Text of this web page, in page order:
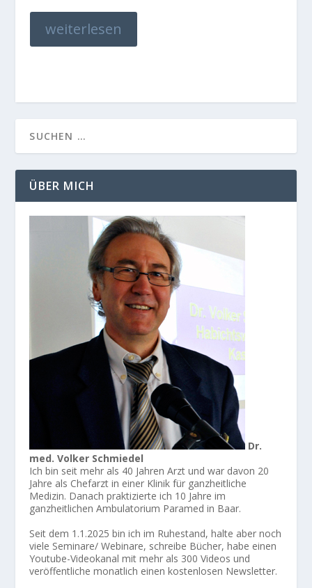
weiterlesen
ÜBER MICH
Dr.
med. Volker Schmiedel
Ich bin seit mehr als 40 Jahren Arzt und war davon 20
Jahre als Chefarzt in einer Klinik für ganzheitliche
Medizin. Danach praktizierte ich 10 Jahre im
ganzheitlichen Ambulatorium Paramed in Baar.
Seit dem 1.1.2025 bin ich im Ruhestand, halte aber noch
viele Seminare/ Webinare, schreibe Bücher, habe einen
Youtube-Videokanal mit mehr als 300 Videos und
veröffentliche monatlich einen kostenlosen Newsletter.